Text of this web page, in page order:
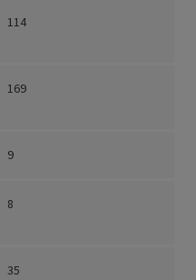
114
169
9
8
35